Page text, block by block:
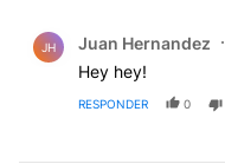
JH Juan Hernandez
Hey hey!
RESPONDER 0